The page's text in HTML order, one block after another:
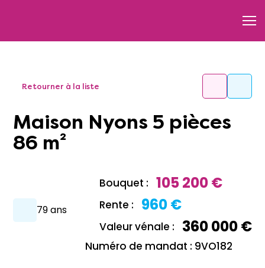
Retourner à la liste
Maison Nyons 5 pièces
86 m²
79 ans
Bouquet : 105 200 €
Rente : 960 €
Valeur vénale : 360 000 €
Numéro de mandat : 9VO182